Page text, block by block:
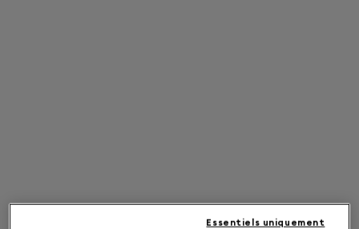
Essentiels uniquement